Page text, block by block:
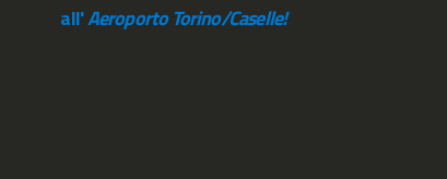
all'Aeroporto Torino/Caselle!